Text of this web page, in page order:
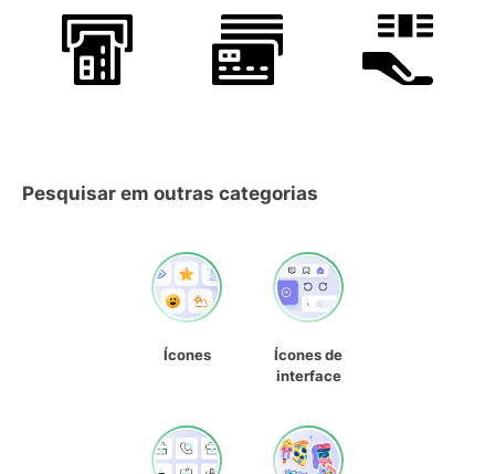
Pesquisar em outras categorias
Ícones
Ícones de
interface